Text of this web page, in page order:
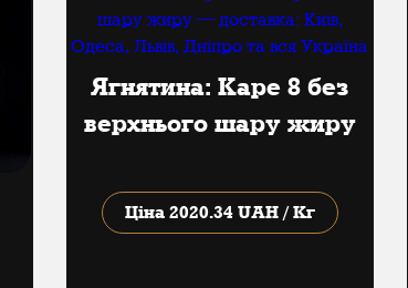
Ягнятина: Каре 8 без
верхнього шару жиру
Ціна 2020.34 UAH / Кг